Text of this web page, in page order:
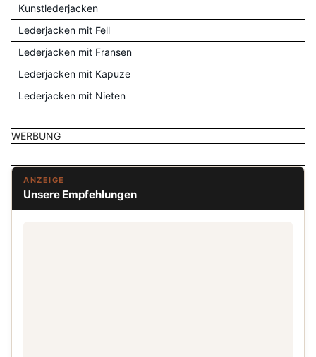
Kunstlederjacken
Lederjacken mit Fell
Lederjacken mit Fransen
Lederjacken mit Kapuze
Lederjacken mit Nieten
WERBUNG
ANZEIGE
Unsere Empfehlungen